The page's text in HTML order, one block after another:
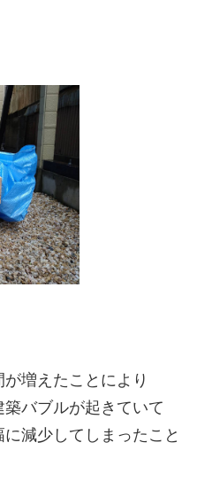
増えたことにより
バブルが起きていて
減少してしまったこと